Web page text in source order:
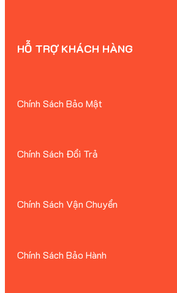
HỖ TRỢ KHÁCH HÀNG
Chính Sách Bảo Mật
Chính Sách Đổi Trả
Chính Sách Vận Chuyển
Chính Sách Bảo Hành